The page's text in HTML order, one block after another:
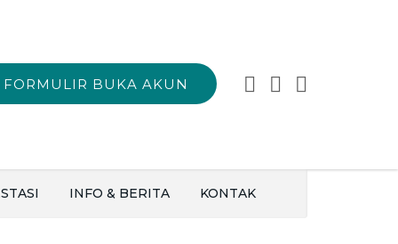
FORMULIR BUKA AKUN
INFO & BERITA KONTAK